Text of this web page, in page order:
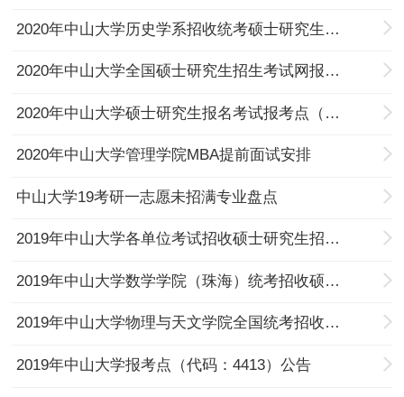
2020年中山大学历史学系招收统考硕士研究生计划
2020年中山大学全国硕士研究生招生考试网报公告
2020年中山大学硕士研究生报名考试报考点（代码：4413）公告
2020年中山大学管理学院MBA提前面试安排
中山大学19考研一志愿未招满专业盘点
2019年中山大学各单位考试招收硕士研究生招生计划
2019年中山大学数学学院（珠海）统考招收硕士研究生招生公告
2019年中山大学物理与天文学院全国统考招收硕士研究生招生公告
2019年中山大学报考点（代码：4413）公告